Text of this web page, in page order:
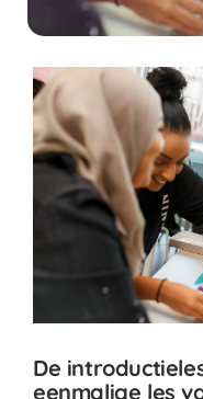
De
eenmalige les